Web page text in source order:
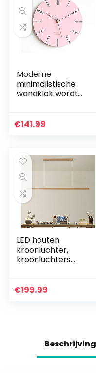
Moderne
minimalistische
wandklok wordt
kinderkamer,
(kleur…
€141.99
LED houten
kroonluchter,
kroonluchters
eetkamer, voor
€199.99
Beschrijving